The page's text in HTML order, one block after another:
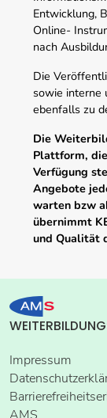
Entwicklung,
Online-
nach
Die
sowie interne
ebenfalls zu
Die
Plattform,
Verfügung
Angebote
warten bzw
übernimmt
und Qualität
Impressum